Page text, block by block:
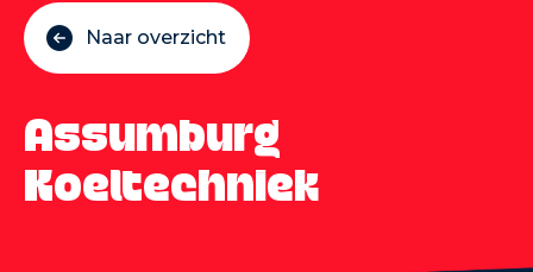
Naar overzicht
Assumburg
Koeltechniek